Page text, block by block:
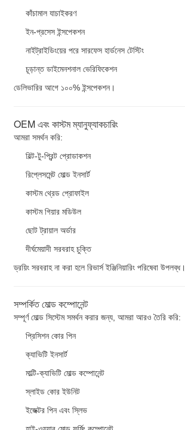
কাঁচামাল যাচাইকরণ
ইন-প্রসেস ইন্সপেকশন
নাইট্রাইডিংয়ের পরে সারফেস হার্ডনেস টেস্টিং
চূড়ান্ত ডাইমেনশনাল ভেরিফিকেশন
ডেলিভারির আগে ১০০% ইন্সপেকশন।
OEM এবং কাস্টম ম্যানুফ্যাকচারিং
আমরা সমর্থন করি:
বিল্ট-টু-প্রিন্ট প্রোডাকশন
রিপ্লেসমেন্ট মোল্ড ইনসার্ট
কাস্টম থ্রেড প্রোফাইল
কাস্টম গিয়ার মডিউল
ছোট ট্রায়াল অর্ডার
দীর্ঘমেয়াদী সরবরাহ চুক্তি
ড্রয়িং সরবরাহ না করা হলে রিভার্স ইঞ্জিনিয়ারিং পরিষেবা উপলব্ধ।
সম্পর্কিত মোল্ড কম্পোনেন্ট
সম্পূর্ণ মোল্ড সিস্টেম সমর্থন করার জন্য, আমরা আরও তৈরি করি:
প্রিসিশন কোর পিন
ক্যাভিটি ইনসার্ট
মাল্টি-ক্যাভিটি মোল্ড কম্পোনেন্ট
স্লাইড কোর ইউনিট
ইজেক্টর পিন এবং স্লিভ